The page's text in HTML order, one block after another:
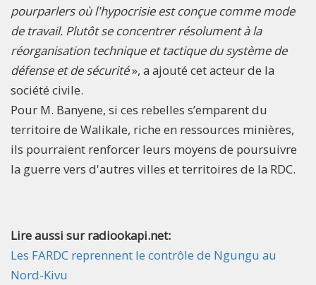
pourparlers où l'hypocrisie est conçue comme mode
de travail. Plutôt se concentrer résolument à la
réorganisation technique et tactique du système de
défense et de sécurité», a ajouté cet acteur de la
société civile.
Pour M. Banyene, si ces rebelles s’emparent du
territoire de Walikale, riche en ressources minières,
ils pourraient renforcer leurs moyens de poursuivre
la guerre vers d'autres villes et territoires de la RDC.
Lire aussi sur radiookapi.net:
Les FARDC reprennent le contrôle de Ngungu au
Nord-Kivu